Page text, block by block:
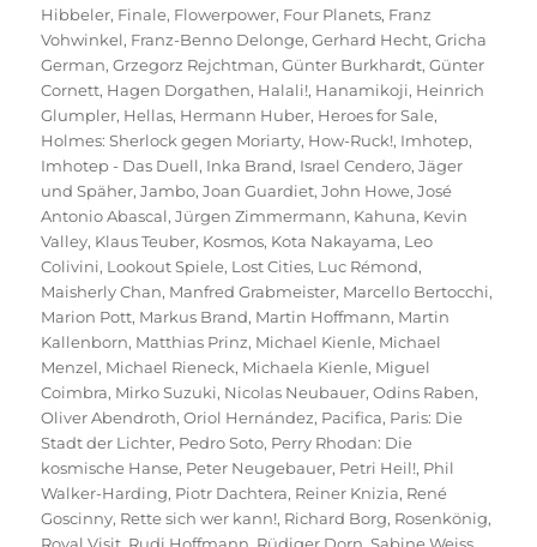
Hibbeler, Finale, Flowerpower, Four Planets, Franz
Vohwinkel, Franz-Benno Delonge,Gerhard Hecht,Gricha
German,Grzegorz Rejchtman,Günter Burkhardt,Günter
Cornett, Hagen Dorgathen, Halali!, Hanamikoji, Heinrich
Glumpler, Hellas, Hermann Huber, Heroes for Sale,
Holmes: Sherlock gegen Moriarty, How-Ruck!, Imhotep,
Imhotep - Das Duell, Inka Brand, Israel Cendero,Jäger
und Späher,Jambo,Joan Guardiet,John Howe,José
Antonio Abascal,Jürgen Zimmermann, Kahuna, Kevin
Valley, Klaus Teuber, Kosmos, Kota Nakayama, Leo
Colivini, Lookout Spiele, Lost Cities, Luc Rémond,
Maisherly Chan, Manfred Grabmeister, Marcello Bertocchi,
Marion Pott, Markus Brand, Martin Hoffmann, Martin
Kallenborn, Matthias Prinz, Michael Kienle, Michael
Menzel, Michael Rieneck, Michaela Kienle, Miguel
Coimbra, Mirko Suzuki, Nicolas Neubauer,Odins Raben,
Oliver Abendroth,Oriol Hernández, Pacifica, Paris: Die
Stadt der Lichter, Pedro Soto, Perry Rhodan: Die
kosmische Hanse, Peter Neugebauer, Petri Heil!, Phil
Walker-Harding, Piotr Dachtera, Reiner Knizia, René
Goscinny, Rette sich wer kann!, Richard Borg, Rosenkönig,
Royal Visit Rudi Hoffmann Rüdiger Dorn Sabine Weiss